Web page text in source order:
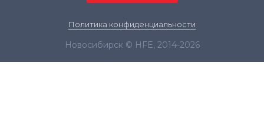
Политика конфиденциальности
Новосибирск © HFE, 2014-2026